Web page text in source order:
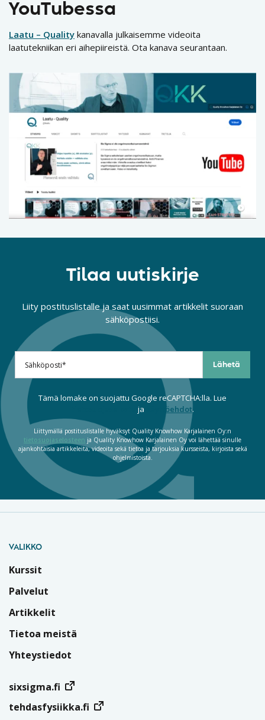
YouTubessa
Laatu – Quality kanavalla julkaisemme videoita
laatutekniikan eri aihepiireistä. Ota kanava seurantaan.
Tilaa uutiskirje
Liity postituslistalle ja saat uusimmat artikkelit suoraan
sähköpostiisi.
Tämä lomake on suojattu Google reCAPTCHA:lla. Lue
ja käyttöehdot.
Liittymällä postituslistalle hyväksyt Quality Knowhow Karjalainen Oy:n
tietosuojaselosteen ja Quality Knowhow Karjalainen Oy voi lähettää sinulle
ajankohtaisia artikkeleita, videoita sekä tietoa ja tarjouksia kursseista, kirjoista sekä
ohjelmistoista.
VALIKKO
Kurssit
Palvelut
Artikkelit
Tietoa meistä
Yhteystiedot
sixsigma.fi
tehdasfysiikka.fi